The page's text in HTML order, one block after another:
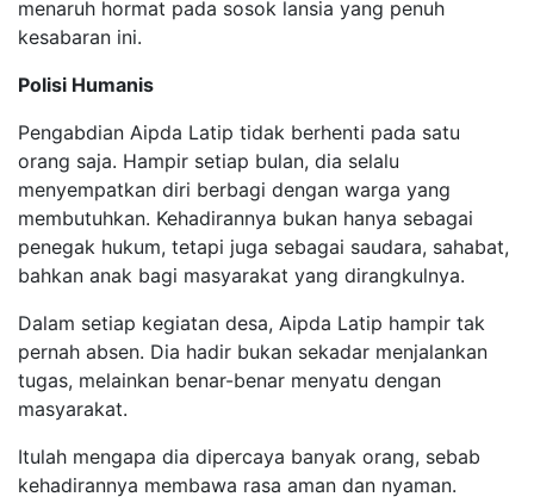
menaruh hormat pada sosok lansia yang penuh
kesabaran ini.
Polisi Humanis
Pengabdian Aipda Latip tidak berhenti pada satu
orang saja. Hampir setiap bulan, dia selalu
menyempatkan diri berbagi dengan warga yang
membutuhkan. Kehadirannya bukan hanya sebagai
penegak hukum, tetapi juga sebagai saudara, sahabat,
bahkan anak bagi masyarakat yang dirangkulnya.
Dalam setiap kegiatan desa, Aipda Latip hampir tak
pernah absen. Dia hadir bukan sekadar menjalankan
tugas, melainkan benar-benar menyatu dengan
masyarakat.
Itulah mengapa dia dipercaya banyak orang, sebab
kehadirannya membawa rasa aman dan nyaman.